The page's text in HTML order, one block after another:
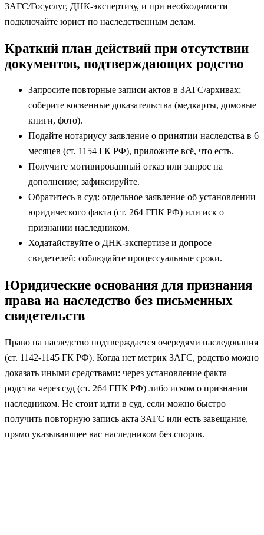
ЗАГС/Госуслуг, ДНК‑экспертизу, и при необходимости
подключайте юрист по наследственным делам.
Краткий план действий при отсутствии
документов, подтверждающих родство
Запросите повторные записи актов в ЗАГС/архивах;
соберите косвенные доказательства (медкарты, домовые
книги, фото).
Подайте нотариусу заявление о принятии наследства в 6
месяцев (ст. 1154 ГК РФ), приложите всё, что есть.
Получите мотивированный отказ или запрос на
дополнение; зафиксируйте.
Обратитесь в суд: отдельное заявление об установлении
юридического факта (ст. 264 ГПК РФ) или иск о
признании наследником.
Ходатайствуйте о ДНК‑экспертизе и допросе
свидетелей; соблюдайте процессуальные сроки.
Юридические основания для признания
права на наследство без письменных
свидетельств
Право на наследство подтверждается очередями наследования
(ст. 1142-1145 ГК РФ). Когда нет метрик ЗАГС, родство можно
доказать иными средствами: через установление факта
родства через суд (ст. 264 ГПК РФ) либо иском о признании
наследником. Не стоит идти в суд, если можно быстро
получить повторную запись акта ЗАГС или есть завещание,
прямо указывающее вас наследником без споров.